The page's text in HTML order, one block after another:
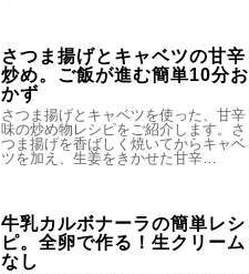
さつま揚げとキャベツの甘辛
炒め。ご飯が進む簡単10分お
かず
さつま揚げとキャベツを使った、甘辛
味の炒め物レシピをご紹介します。さ
つま揚げを香ばしく焼いてからキャベ
ツを加え、生姜をきかせた甘辛…
牛乳カルボナーラの簡単レシ
ピ。全卵で作る！生クリーム
なし